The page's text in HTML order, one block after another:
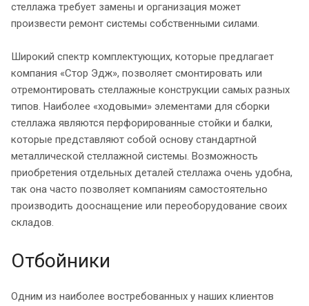
стеллажа требует замены и организация может
произвести ремонт системы собственными силами.
Широкий спектр комплектующих, которые предлагает
компания «Стор Эдж», позволяет смонтировать или
отремонтировать стеллажные конструкции самых разных
типов. Наиболее «ходовыми» элементами для сборки
стеллажа являются перфорированные стойки и балки,
которые представляют собой основу стандартной
металлической стеллажной системы. Возможность
приобретения отдельных деталей стеллажа очень удобна,
так она часто позволяет компаниям самостоятельно
производить дооснащение или переоборудование своих
складов.
Отбойники
Одним из наиболее востребованных у наших клиентов